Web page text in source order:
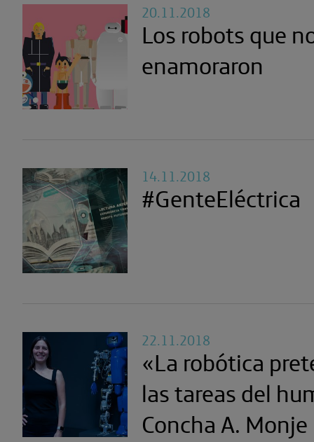
20.11.2018
Los robots que
enamoraron
14.11.2018
#GenteEléctrica
22.11.2018
«La robótica
las tareas del
Concha A. Monje